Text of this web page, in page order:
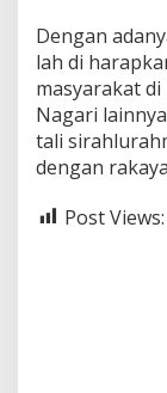
Dengan
lah di
masyarakat
Nagari
tali
dengan
Post Views: